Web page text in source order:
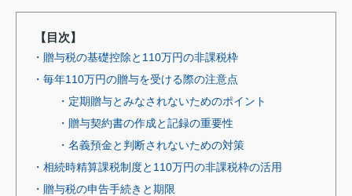
【目次】
・贈与税の基礎控除と110万円の非課税枠
・毎年110万円の贈与を受ける際の注意点
・定期贈与とみなされないためのポイント
・贈与契約書の作成と記録の重要性
・名義預金と判断されないための対策
・相続時精算課税制度と110万円の非課税枠の活用
・贈与税の申告手続きと期限